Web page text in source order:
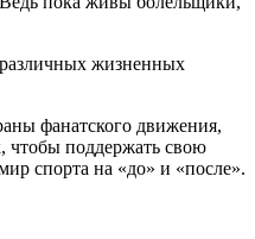
жизненных
фанатского движения,
чтобы поддержать свою
спорта на «до» и «после».